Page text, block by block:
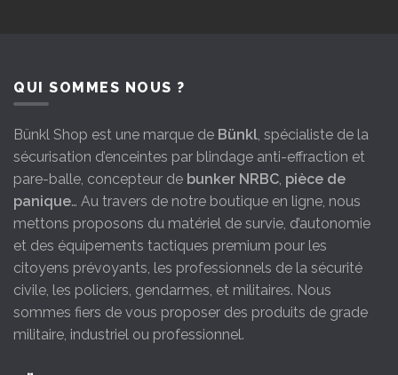
QUI SOMMES NOUS ?
Bünkl Shop est une marque de Bünkl, spécialiste de la
sécurisation d’enceintes par blindage anti-effraction et
pare-balle, concepteur de bunker NRBC, pièce de
panique… Au travers de notre boutique en ligne, nous
mettons proposons du matériel de survie, d’autonomie
et des équipements tactiques premium pour les
citoyens prévoyants, les professionnels de la sécurité
civile, les policiers, gendarmes, et militaires. Nous
sommes fiers de vous proposer des produits de grade
militaire, industriel ou professionnel.